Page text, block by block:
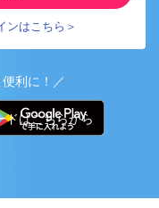
ンはこちら＞
利に！／
ドはこちらから